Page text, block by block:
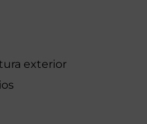
exterior